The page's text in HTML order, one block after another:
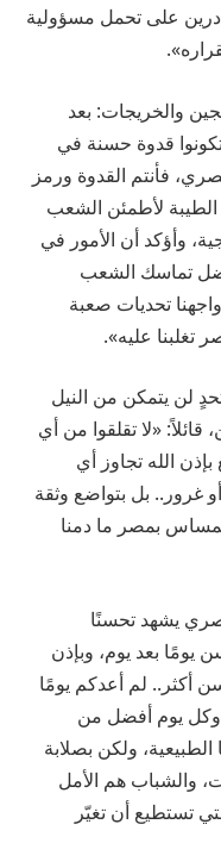
على تحمل مسؤولية
والخريجات: بعد
قدوة حسنة في
فأنتم القدوة ورمز
الطيبة لأطمئن الشعب
وأؤكد أن الأمور في
تماسك الشعب
وحتى اليوم واجهنا تحديات صعبة
تغلبنا عليه».
لن يتمكن من النيل
«لا تقلقوا من أي
الله تجاوز أي
غرور.. بل بتواضع وثقة
بمصر ما دمنا
يشهد تحسنًا
يومًا بعد يوم، وبإذن
أكثر.. لم أعدكم يومًا
وكل يوم أفضل من
ولكن بصلابة
والشباب هم الأمل
تستطيع أن تغيّر